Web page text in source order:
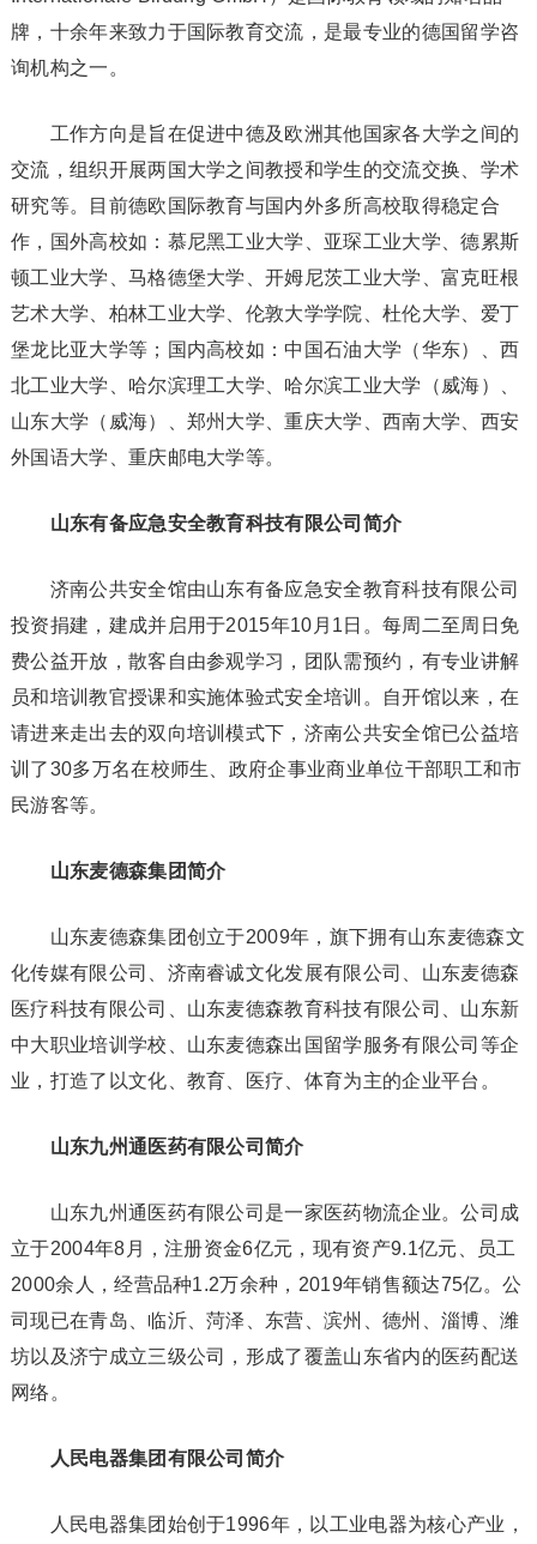
牌，十余年来致力于国际教育交流，是最专业的德国留学咨
询机构之一。
工作方向是旨在促进中德及欧洲其他国家各大学之间的
交流，组织开展两国大学之间教授和学生的交流交换、学术
研究等。目前德欧国际教育与国内外多所高校取得稳定合
作，国外高校如：慕尼黑工业大学、亚琛工业大学、德累斯
顿工业大学、马格德堡大学、开姆尼茨工业大学、富克旺根
艺术大学、柏林工业大学、伦敦大学学院、杜伦大学、爱丁
堡龙比亚大学等；国内高校如：中国石油大学（华东）、西
北工业大学、哈尔滨理工大学、哈尔滨工业大学（威海）、
山东大学（威海）、郑州大学、重庆大学、西南大学、西安
外国语大学、重庆邮电大学等。
山东有备应急安全教育科技有限公司简介
济南公共安全馆由山东有备应急安全教育科技有限公司
投资捐建，建成并启用于2015年10月1日。每周二至周日免
费公益开放，散客自由参观学习，团队需预约，有专业讲解
员和培训教官授课和实施体验式安全培训。自开馆以来，在
请进来走出去的双向培训模式下，济南公共安全馆已公益培
训了30多万名在校师生、政府企事业商业单位干部职工和市
民游客等。
山东麦德森集团简介
山东麦德森集团创立于2009年，旗下拥有山东麦德森文
化传媒有限公司、济南睿诚文化发展有限公司、山东麦德森
医疗科技有限公司、山东麦德森教育科技有限公司、山东新
中大职业培训学校、山东麦德森出国留学服务有限公司等企
业，打造了以文化、教育、医疗、体育为主的企业平台。
山东九州通医药有限公司简介
山东九州通医药有限公司是一家医药物流企业。公司成
立于2004年8月，注册资金6亿元，现有资产9.1亿元、员工
2000余人，经营品种1.2万余种，2019年销售额达75亿。公
司现已在青岛、临沂、菏泽、东营、滨州、德州、淄博、潍
坊以及济宁成立三级公司，形成了覆盖山东省内的医药配送
网络。
人民电器集团有限公司简介
人民电器集团始创于1996年，以工业电器为核心产业，